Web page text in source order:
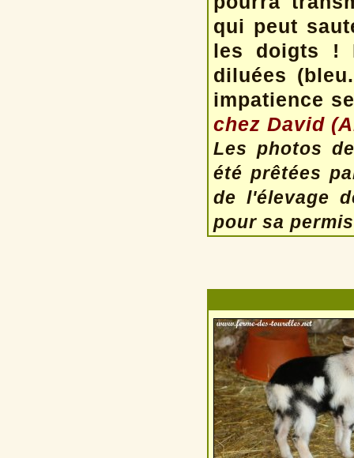
qui peut
les doigts !
diluées
impatience
chez David
Les photos
été prêtées
de l'élevage
pour sa